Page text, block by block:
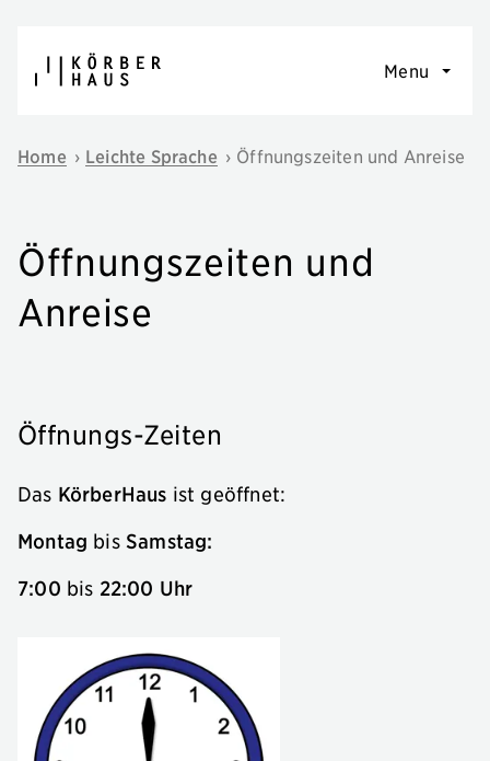
Menu
Home › Leichte Sprache › Öffnungszeiten und Anreise
Öffnungszeiten und
Anreise
Öffnungs-Zeiten
Das KörberHaus ist geöffnet:
Montag bisSamstag:
7:00 bis 22:00 Uhr